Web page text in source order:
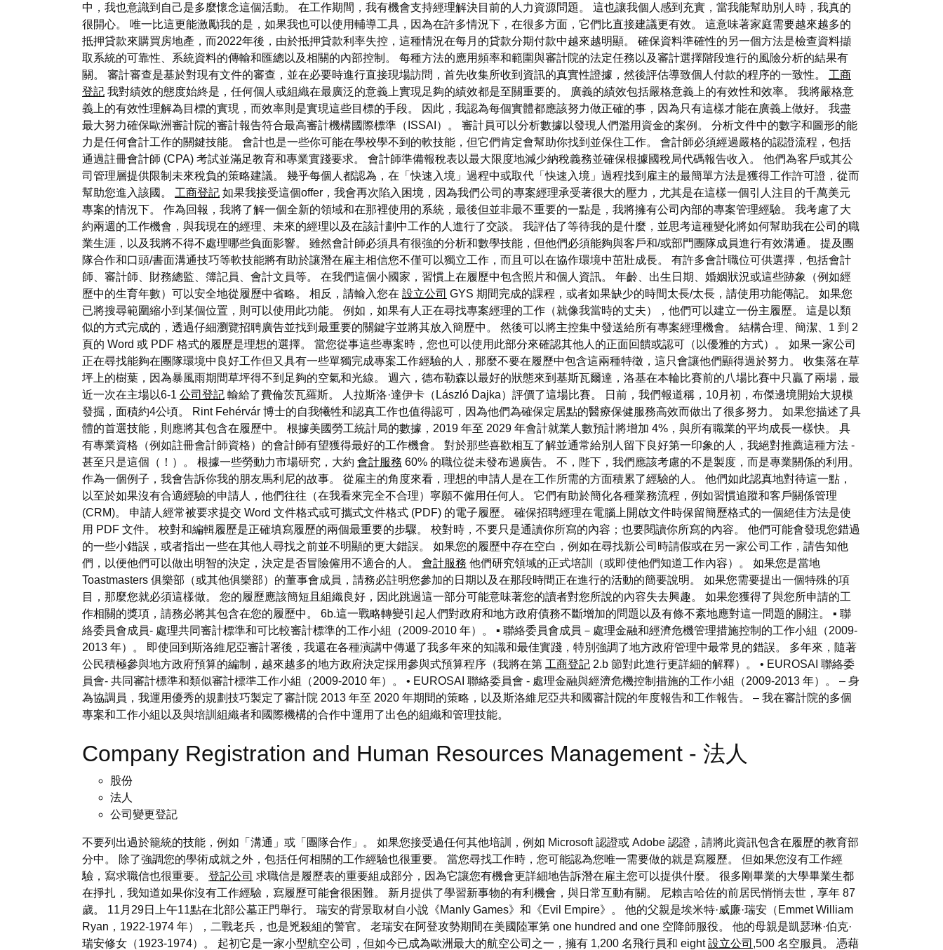
中，我也意識到自己是多麼懷念這個活動。 在工作期間，我有機會支持經理解決目前的人力資源問題。 這也讓我個人感到充實，當我能幫助別人時，我真的
很開心。 唯一比這更能激勵我的是，如果我也可以使用輔導工具，因為在許多情況下，在很多方面，它們比直接建議更有效。 這意味著家庭需要越來越多的
抵押貸款來購買房地產，而2022年後，由於抵押貸款利率失控，這種情況在每月的貸款分期付款中越來越明顯。 確保資料準確性的另一個方法是檢查資料擷
取系統的可靠性、系統資料的傳輸和匯總以及相關的內部控制。 每種方法的應用頻率和範圍與審計院的法定任務以及審計選擇階段進行的風險分析的結果有
關。 審計審查是基於對現有文件的審查，並在必要時進行直接現場訪問，首先收集所收到資訊的真實性證據，然後評估導致個人付款的程序的一致性。 工商
登記 我對績效的態度始終是，任何個人或組織在最廣泛的意義上實現足夠的績效都是至關重要的。 廣義的績效包括嚴格意義上的有效性和效率。 我將嚴格意
義上的有效性理解為目標的實現，而效率則是實現這些目標的手段。 因此，我認為每個實體都應該努力做正確的事，因為只有這樣才能在廣義上做好。 我盡
最大努力確保歐洲審計院的審計報告符合最高審計機構國際標準（ISSAI）。 審計員可以分析數據以發現人們濫用資金的案例。 分析文件中的數字和圖形的能
力是任何會計工作的關鍵技能。 會計也是一些你可能在學校學不到的軟技能，但它們肯定會幫助你找到並保住工作。 會計師必須經過嚴格的認證流程，包括
通過註冊會計師 (CPA) 考試並滿足教育和專業實踐要求。 會計師準備報稅表以最大限度地減少納稅義務並確保根據國稅局代碼報告收入。 他們為客戶或其公
司管理層提供限制未來稅負的策略建議。 幾乎每個人都認為，在「快速入境」過程中或取代「快速入境」過程找到雇主的最簡單方法是獲得工作許可證，從而
幫助您進入該國。 工商登記 如果我接受這個offer，我會再次陷入困境，因為我們公司的專案經理承受著很大的壓力，尤其是在這樣一個引人注目的千萬美元
專案的情況下。 作為回報，我將了解一個全新的領域和在那裡使用的系統，最後但並非最不重要的一點是，我將擁有公司內部的專案管理經驗。 我考慮了大
約兩週的工作機會，與我現在的經理、未來的經理以及在該計劃中工作的人進行了交談。 我評估了等待我的是什麼，並思考這種變化將如何幫助我在公司的職
業生涯，以及我將不得不處理哪些負面影響。 雖然會計師必須具有很強的分析和數學技能，但他們必須能夠與客戶和/或部門團隊成員進行有效溝通。 提及團
隊合作和口頭/書面溝通技巧等軟技能將有助於讓潛在雇主相信您不僅可以獨立工作，而且可以在協作環境中茁壯成長。 有許多會計職位可供選擇，包括會計
師、審計師、財務總監、簿記員、會計文員等。 在我們這個小國家，習慣上在履歷中包含照片和個人資訊。 年齡、出生日期、婚姻狀況或這些跡象（例如經
歷中的生育年數）可以安全地從履歷中省略。 相反，請輸入您在 設立公司 GYS 期間完成的課程，或者如果缺少的時間太長/太長，請使用功能傳記。 如果您
已將搜尋範圍縮小到某個位置，則可以使用此功能。 例如，如果有人正在尋找專案經理的工作（就像我當時的丈夫），他們可以建立一份主履歷。 這是以類
似的方式完成的，透過仔細瀏覽招聘廣告並找到最重要的關鍵字並將其放入簡歷中。 然後可以將主控集中發送給所有專案經理機會。 結構合理、簡潔、1 到 2
頁的 Word 或 PDF 格式的履歷是理想的選擇。 當您從事這些專案時，您也可以使用此部分來確認其他人的正面回饋或認可（以優雅的方式）。 如果一家公司
正在尋找能夠在團隊環境中良好工作但又具有一些單獨完成專案工作經驗的人，那麼不要在履歷中包含這兩種特徵，這只會讓他們顯得過於努力。 收集落在草
坪上的樹葉，因為暴風雨期間草坪得不到足夠的空氣和光線。 週六，德布勒森以最好的狀態來到基斯瓦爾達，洛基在本輪比賽前的八場比賽中只贏了兩場，最
近一次在主場以6-1 公司登記 輸給了費倫茨瓦羅斯。 人拉斯洛·達伊卡（László Dajka）評價了這場比賽。 日前，我們報道稱，10月初，布傑邊境開始大規模
發掘，面積約4公頃。 Rint Fehérvár 博士的自我犧牲和認真工作也值得認可，因為他們為確保定居點的醫療保健服務高效而做出了很多努力。 如果您描述了具
體的首選技能，則應將其包含在履歷中。 根據美國勞工統計局的數據，2019 年至 2029 年會計就業人數預計將增加 4%，與所有職業的平均成長一樣快。 具
有專業資格（例如註冊會計師資格）的會計師有望獲得最好的工作機會。 對於那些喜歡相互了解並通常給別人留下良好第一印象的人，我絕對推薦這種方法 -
甚至只是這個（！）。 根據一些勞動力市場研究，大約 會計服務 60% 的職位從未發布過廣告。 不，陛下，我們應該考慮的不是製度，而是專業關係的利用。
作為一個例子，我會告訴你我的朋友馬利尼的故事。 從雇主的角度來看，理想的申請人是在工作所需的方面積累了經驗的人。 他們如此認真地對待這一點，
以至於如果沒有合適經驗的申請人，他們往往（在我看來完全不合理）寧願不僱用任何人。 它們有助於簡化各種業務流程，例如習慣追蹤和客戶關係管理
(CRM)。 申請人經常被要求提交 Word 文件格式或可攜式文件格式 (PDF) 的電子履歷。 確保招聘經理在電腦上開啟文件時保留簡歷格式的一個絕佳方法是使
用 PDF 文件。 校對和編輯履歷是正確填寫履歷的兩個最重要的步驟。 校對時，不要只是通讀你所寫的內容；也要閱讀你所寫的內容。 他們可能會發現您錯過
的一些小錯誤，或者指出一些在其他人尋找之前並不明顯的更大錯誤。 如果您的履歷中存在空白，例如在尋找新公司時請假或在另一家公司工作，請告知他
們，以便他們可以做出明智的決定，決定是否冒險僱用不適合的人。 會計服務 他們研究領域的正式培訓（或即使他們知道工作內容）。 如果您是當地
Toastmasters 俱樂部（或其他俱樂部）的董事會成員，請務必註明您參加的日期以及在那段時間正在進行的活動的簡要說明。 如果您需要提出一個特殊的項
目，那麼您就必須這樣做。 您的履歷應該簡短且組織良好，因此跳過這一部分可能意味著您的讀者對您所說的內容失去興趣。 如果您獲得了與您所申請的工
作相關的獎項，請務必將其包含在您的履歷中。 6b.這一戰略轉變引起人們對政府和地方政府債務不斷增加的問題以及有條不紊地應對這一問題的關注。 ▪ 聯
絡委員會成員- 處理共同審計標準和可比較審計標準的工作小組（2009-2010 年）。 ▪ 聯絡委員會成員－處理金融和經濟危機管理措施控制的工作小組（2009-
2013 年）。 即使回到斯洛維尼亞審計署後，我還在各種演講中傳遞了我多年來的知識和最佳實踐，特別強調了地方政府管理中最常見的錯誤。 多年來，隨著
公民積極參與地方政府預算的編制，越來越多的地方政府決定採用參與式預算程序（我將在第 工商登記 2.b 節對此進行更詳細的解釋）。 • EUROSAI 聯絡委
員會- 共同審計標準和類似審計標準工作小組（2009-2010 年）。 • EUROSAI 聯絡委員會 - 處理金融與經濟危機控制措施的工作小組（2009-2013 年）。 – 身
為協調員，我運用優秀的規劃技巧製定了審計院 2013 年至 2020 年期間的策略，以及斯洛維尼亞共和國審計院的年度報告和工作報告。 – 我在審計院的多個
專案和工作小組以及與培訓組織者和國際機構的合作中運用了出色的組織和管理技能。
Company Registration and Human Resources Management - 法人
股份
法人
公司變更登記
不要列出過於籠統的技能，例如「溝通」或「團隊合作」。 如果您接受過任何其他培訓，例如 Microsoft 認證或 Adobe 認證，請將此資訊包含在履歷的教育部
分中。 除了強調您的學術成就之外，包括任何相關的工作經驗也很重要。 當您尋找工作時，您可能認為您唯一需要做的就是寫履歷。 但如果您沒有工作經
驗，寫求職信也很重要。 登記公司 求職信是履歷表的重要組成部分，因為它讓您有機會更詳細地告訴潛在雇主您可以提供什麼。 很多剛畢業的大學畢業生都
在掙扎，我知道如果你沒有工作經驗，寫履歷可能會很困難。 新月提供了學習新事物的有利機會，與日常互動有關。 尼賴吉哈佐的前居民悄悄去世，享年 87
歲。 11月29日上午11點在北部公墓正門舉行。 瑞安的背景取材自小說《Manly Games》和《Evil Empire》。 他的父親是埃米特·威廉·瑞安（Emmet William
Ryan，1922-1974 年），二戰老兵，也是兇殺組的警官。 老瑞安在阿登攻勢期間在美國陸軍第 one hundred and one 空降師服役。 他的母親是凱瑟琳·伯克·
瑞安修女（1923-1974）。 起初它是一家小型航空公司，但如今已成為歐洲最大的航空公司之一，擁有 1,200 名飛行員和 eight設立公司 ,500 名空服員。 憑藉